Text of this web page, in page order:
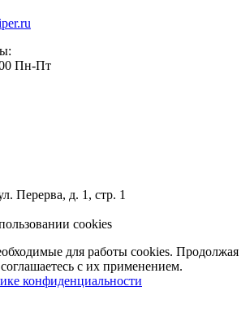
Пн-Пт
Перерва, д. 1, стр. 1
cookies
для работы cookies. Продолжая
с их применением.
конфиденциальности